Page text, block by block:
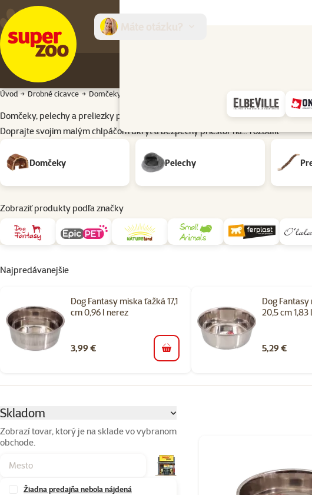
Úvod Drobné cicavce Domčeky, pelechy a preliezky
Domčeky, pelechy a preliezky pre hlodavce a králiky
Doprajte svojim malým chlpáčom úkryt a bezpečný priestor na…rozbaliť
Domčeky
Pelechy
Zobraziť produkty podľa značky
Najpredávanejšie
Dog Fantasy miska ťažká 17,1
cm 0,96 l nerez
3,99 € do košíka
Dog
20,5 cm 1,83
5,29 €
Skladom
Zobrazí tovar, ktorý je na sklade vo vybranom
obchode.
Žiadna predajňa nebola nájdená